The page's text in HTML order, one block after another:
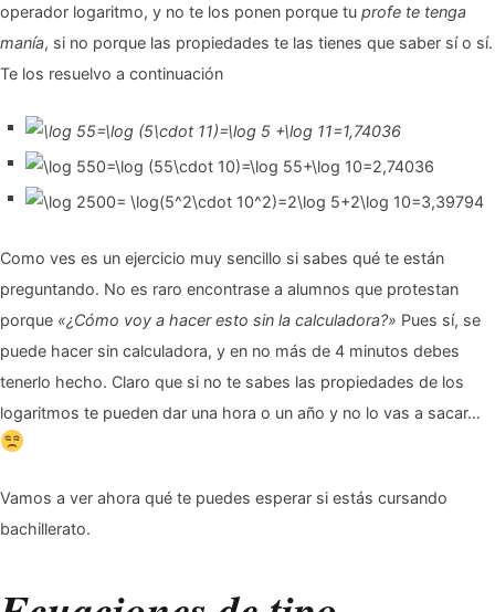
operador logaritmo, y no te los ponen porque tu profe te tenga
manía, si no porque las propiedades te las tienes que saber sí o sí.
Te los resuelvo a continuación
Como ves es un ejercicio muy sencillo si sabes qué te están
preguntando. No es raro encontrase a alumnos que protestan
porque «¿Cómo voy a hacer esto sin la calculadora?» Pues sí, se
puede hacer sin calculadora, y en no más de 4 minutos debes
tenerlo hecho. Claro que si no te sabes las propiedades de los
logaritmos te pueden dar una hora o un año y no lo vas a sacar…
Vamos a ver ahora qué te puedes esperar si estás cursando
bachillerato.